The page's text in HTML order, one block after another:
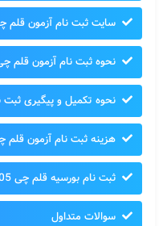
سایت ثبت نام آزمون قلم چی
نحوه ثبت نام آزمون قلم چی
نحوه تکمیل و پیگیری ثبت
هزینه ثبت نام آزمون قلم چی
ثبت نام بورسیه قلم چی 1405
سوالات متداول